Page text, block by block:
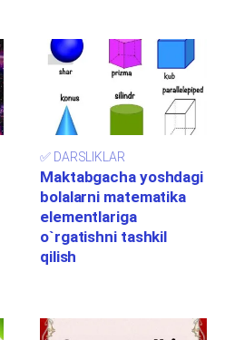
✅ DARSLIKLAR
Maktabgacha yoshdagi
bolalarni matematika
elementlariga
o`rgatishni tashkil
qilish